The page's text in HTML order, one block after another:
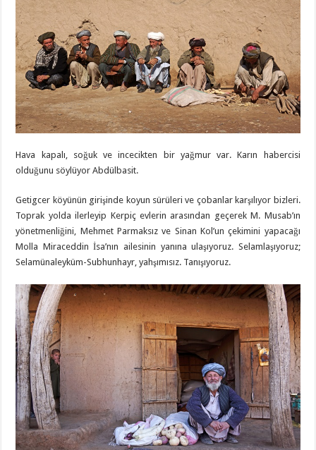
Hava kapalı, soğuk ve incecikten bir yağmur var. Karın habercisi
olduğunu söylüyor Abdülbasit.
Getigcer köyünün girişinde koyun sürüleri ve çobanlar karşılıyor bizleri.
Toprak yolda ilerleyip Kerpiç evlerin arasından geçerek M. Musab’ın
yönetmenliğini, Mehmet Parmaksız ve Sinan Kol’un çekimini yapacağı
Molla Miraceddin İsa’nın ailesinin yanına ulaşıyoruz. Selamlaşıyoruz;
Selamünaleyküm-Subhunhayr, yahşımısız. Tanışıyoruz.